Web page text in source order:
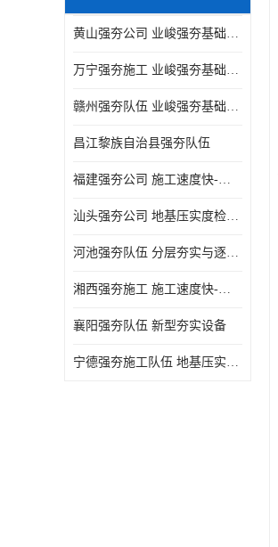
黄山强夯公司 业峻强夯基础工程
万宁强夯施工 业峻强夯基础工程
赣州强夯队伍 业峻强夯基础工程
昌江黎族自治县强夯队伍
福建强夯公司 施工速度快-施耐用性强
汕头强夯公司 地基压实度检测方法与标准
河池强夯队伍 分层夯实与逐层检测技术
湘西强夯施工 施工速度快-施耐用性强
襄阳强夯队伍 新型夯实设备
宁德强夯施工队伍 地基压实度检测方法与标准